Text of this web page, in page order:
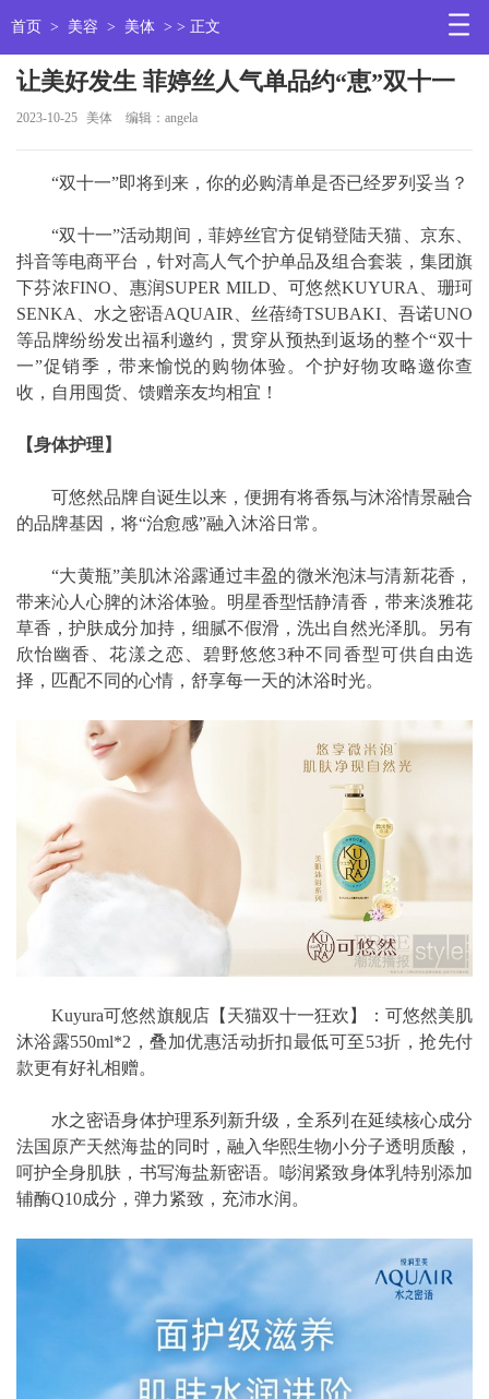
首页 > 美容 > 美体 > > 正文
让美好发生 菲婷丝人气单品约“恵”双十一
2023-10-25 美体 编辑：angela
“双十一”即将到来，你的必购清单是否已经罗列妥当？
“双十一”活动期间，菲婷丝官方促销登陆天猫、京东、
抖音等电商平台，针对高人气个护单品及组合套装，集团旗
下芬浓FINO、惠润SUPER MILD、可悠然KUYURA、珊珂
SENKA、水之密语AQUAIR、丝蓓绮TSUBAKI、吾诺UNO
等品牌纷纷发出福利邀约，贯穿从预热到返场的整个“双十
一”促销季，带来愉悦的购物体验。个护好物攻略邀你查
收，自用囤货、馈赠亲友均相宜！
【身体护理】
可悠然品牌自诞生以来，便拥有将香氛与沐浴情景融合
的品牌基因，将“治愈感”融入沐浴日常。
“大黄瓶”美肌沐浴露通过丰盈的微米泡沫与清新花香，
带来沁人心脾的沐浴体验。明星香型恬静清香，带来淡雅花
草香，护肤成分加持，细腻不假滑，洗出自然光泽肌。另有
欣怡幽香、花漾之恋、碧野悠悠3种不同香型可供自由选
择，匹配不同的心情，舒享每一天的沐浴时光。
Kuyura可悠然旗舰店【天猫双十一狂欢】：可悠然美肌
沐浴露550ml*2，叠加优惠活动折扣最低可至53折，抢先付
款更有好礼相赠。
水之密语身体护理系列新升级，全系列在延续核心成分
法国原产天然海盐的同时，融入华熙生物小分子透明质酸，
呵护全身肌肤，书写海盐新密语。嘭润紧致身体乳特别添加
辅酶Q10成分，弹力紧致，充沛水润。